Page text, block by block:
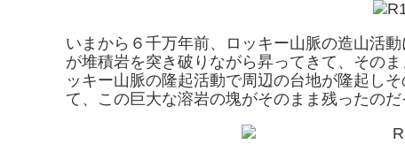
いまから６千万年前、ロッキー山脈の造山活
が堆積岩を突き破りながら昇ってきて、その
ッキー山脈の隆起活動で周辺の台地が隆起し
て、この巨大な溶岩の塊がそのまま残ったの